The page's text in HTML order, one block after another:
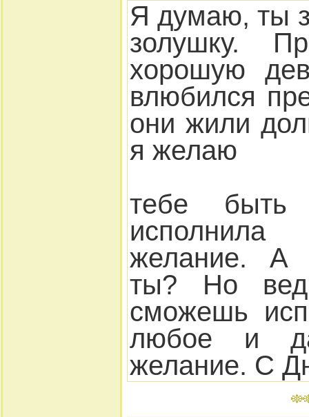
Я думаю, ты
золушку.
хорошую
влюбился
они жили
я желаю
тебе быть
желание. А
ты? Но
сможешь
любое и
желание. С